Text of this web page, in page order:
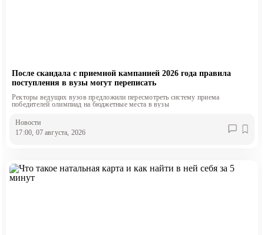
После скандала с приемной кампанией 2026 года правила
поступления в вузы могут переписать
Ректоры ведущих вузов предложили пересмотреть систему приема
победителей олимпиад на бюджетные места в вузы
Новости
17:00, 07 августа, 2026